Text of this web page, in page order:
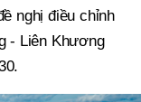
nghị điều chỉnh
- Liên Khương